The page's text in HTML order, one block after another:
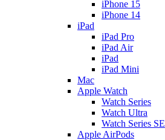
iPhone 15
iPhone 14
iPad
iPad Pro
iPad Air
iPad
iPad Mini
Mac
Apple Watch
Watch Series
Watch Ultra
Watch Series SE
Apple AirPods